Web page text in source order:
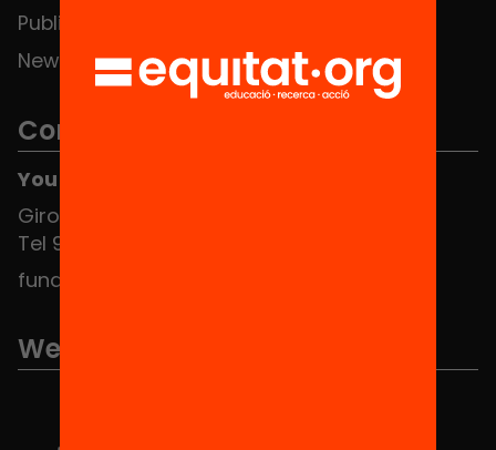
Publications and videos
News
Contact
You can find us at the Social HUB
Girona 34, interior 08010 Barcelona
Tel 934 588 700
fundacio@equitat.org
We are part of...